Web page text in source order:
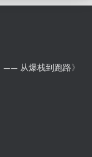
—— 从爆栈到跑路》